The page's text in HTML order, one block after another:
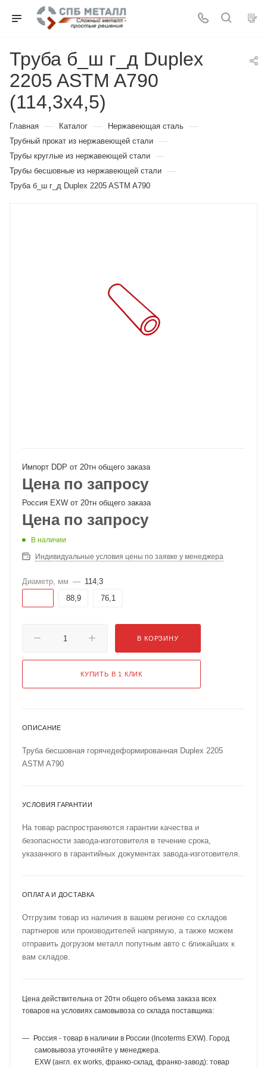
Труба б_ш г_д Duplex
2205 ASTM A790
(114,3х4,5)
Главная — Каталог — Нержавеющая сталь —
Трубный прокат из нержавеющей стали —
Трубы круглые из нержавеющей стали —
Трубы бесшовные из нержавеющей стали —
Труба б_ш г_д Duplex 2205 ASTM A790
Импорт DDP от 20тн общего заказа
Цена по запросу
Россия EXW от 20тн общего заказа
Цена по запросу
В наличии
Индивидуальные условия цены по заявке у менеджера
Диаметр, мм — 114,3
88,9 76,1
В КОРЗИНУ
КУПИТЬ В 1 КЛИК
ОПИСАНИЕ
Труба бесшовная горячедеформированная Duplex 2205
ASTM A790
УСЛОВИЯ ГАРАНТИИ
На товар распространяются гарантии качества и
безопасности завода-изготовителя в течение срока,
указанного в гарантийных документах завода-изготовителя.
ОПЛАТА И ДОСТАВКА
Отгрузим товар из наличия в вашем регионе со складов
партнеров или производителей напрямую, а также можем
отправить догрузом металл попутным авто с ближайших к
вам складов.
Цена действительна от 20тн общего объема заказа всех
товаров на условиях самовывоза со склада поставщика:
Россия - товар в наличии в России (Incoterms EXW). Город
самовывоза уточняйте у менеджера.
EXW (англ. ex works, франко-склад, франко-завод): товар